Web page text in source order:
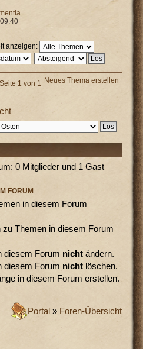
anzeigen:
Neues Thema erstellen
1 von 1
0 Mitglieder und 1 Gast
FORUM
in diesem Forum
zu Themen in diesem Forum
diesem Forum nicht ändern.
diesem Forum nicht löschen.
in diesem Forum erstellen.
Portal » Foren-Übersicht